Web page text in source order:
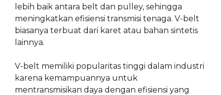
lebih baik antara belt dan pulley, sehingga
meningkatkan efisiensi transmisi tenaga. V-belt
biasanya terbuat dari karet atau bahan sintetis
lainnya.
V-belt memiliki popularitas tinggi dalam industri
karena kemampuannya untuk
mentransmisikan daya dengan efisiensi yang